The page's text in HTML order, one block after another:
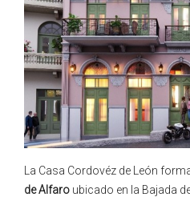
La Casa Cordovéz de León
de Alfaro ubicado en la Bajada